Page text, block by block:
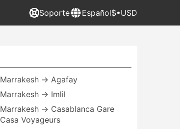
Soporte Español$•USD
Marrakesh → Agafay
Marrakesh → Imlil
Marrakesh → Casablanca Gare
Casa Voyageurs